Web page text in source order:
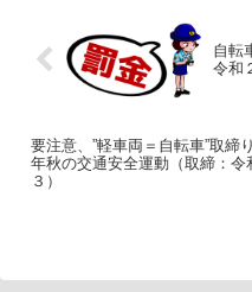
自転
令和
要注意、”軽車両＝自転車”取締
年秋の交通安全運動（取締：令
３）